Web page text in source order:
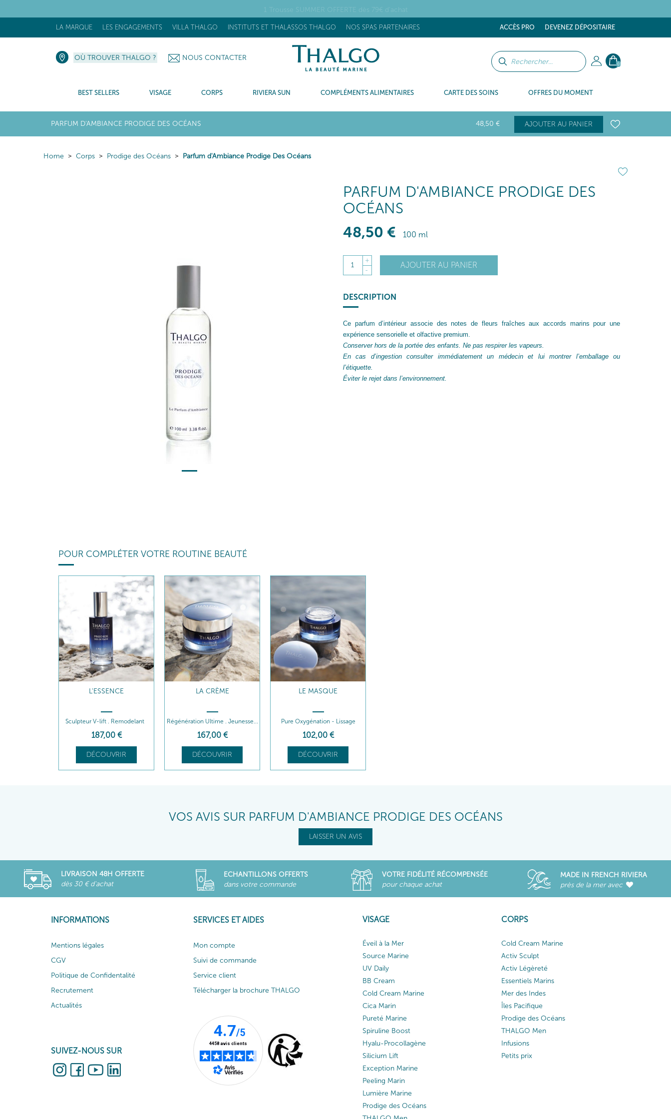
1 Trousse SUMMER OFFERTE dès 79€ d'achat
ACCÈS PRO DEVENEZ DÉPOSITAIRE
LA MARQUE LES ENGAGEMENTS VILLA THALGO INSTITUTS ET THALASSOS THALGO NOS SPAS PARTENAIRES
0
OÙ TROUVER THALGO ? NOUS CONTACTER
BEST SELLERS VISAGE CORPS RIVIERA SUN COMPLÉMENTS ALIMENTAIRES CARTE DES SOINS OFFRES DU MOMENT
PARFUM D'AMBIANCE PRODIGE DES OCÉANS 48,50 € AJOUTER AU PANIER
Home Corps Prodige des Océans Parfum d'Ambiance Prodige Des Océans
PARFUM D'AMBIANCE PRODIGE DES
OCÉANS
48,50 € 100 ml
1
+
-
AJOUTER AU PANIER
DESCRIPTION
Ce parfum d’intérieur associe des notes de fleurs fraîches aux accords marins pour une
expérience sensorielle et olfactive premium.
Conserver hors de la portée des enfants. Ne pas respirer les vapeurs.
En cas d’ingestion consulter immédiatement un médecin et lui montrer l’emballage ou
l’étiquette.
Éviter le rejet dans l’environnement.
POUR COMPLÉTER VOTRE ROUTINE BEAUTÉ
L'ESSENCE
Sculpteur V-lift . Remodelant
187,00 €
DÉCOUVRIR
LA CRÈME
Régénération Ultime . Jeunesse...
167,00 €
DÉCOUVRIR
LE MASQUE
Pure Oxygénation - Lissage
Repulpant
102,00 €
DÉCOUVRIR
VOS AVIS SUR PARFUM D'AMBIANCE PRODIGE DES OCÉANS
LAISSER UN AVIS
LIVRAISON 48H OFFERTE
dès 30 € d'achat
ECHANTILLONS OFFERTS
dans votre commande
VOTRE FIDÉLITÉ RÉCOMPENSÉE
pour chaque achat
MADE IN FRENCH RIVIERA
près de la mer avec
INFORMATIONS
Mentions légales
CGV
Politique de Confidentalité
Recrutement
Actualités
SUIVEZ-NOUS SUR
SERVICES ET AIDES
Mon compte
Suivi de commande
Service client
Télécharger la brochure THALGO
VISAGE
Éveil à la Mer
Source Marine
UV Daily
BB Cream
Cold Cream Marine
Cica Marin
Pureté Marine
Spiruline Boost
Hyalu-Procollagène
Silicium Lift
Exception Marine
Peeling Marin
Lumière Marine
Prodige des Océans
CORPS
Cold Cream Marine
Activ Sculpt
Activ Légèreté
Essentiels Marins
Mer des Indes
Îles Pacifique
Prodige des Océans
THALGO Men
Infusions
Petits prix